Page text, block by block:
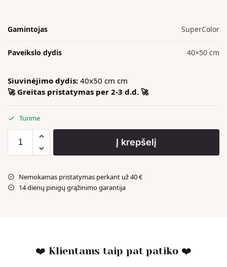
Gamintojas SuperColor
Paveikslo dydis 40×50 cm
Siuvinėjimo dydis: 40x50 cm cm
🚀 Greitas pristatymas per 2-3 d.d. 🚀
Turime
Į krepšelį
Nemokamas pristatymas perkant už 40 €
14 dienų pinigų grąžinimo garantija
❤️ Klientams taip pat patiko ❤️